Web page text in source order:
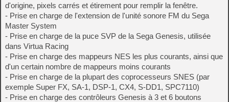
d'origine, pixels carrés et étirement pour remplir la fenêtre.
- Prise en charge de l'extension de l'unité sonore FM du Sega
Master System
- Prise en charge de la puce SVP de la Sega Genesis, utilisée
dans Virtua Racing
- Prise en charge des mappeurs NES les plus courants, ainsi que
d'un certain nombre de mappeurs moins courants
- Prise en charge de la plupart des coprocesseurs SNES (par
exemple Super FX, SA-1, DSP-1, CX4, S-DD1, SPC7110)
- Prise en charge des contrôleurs Genesis à 3 et 6 boutons